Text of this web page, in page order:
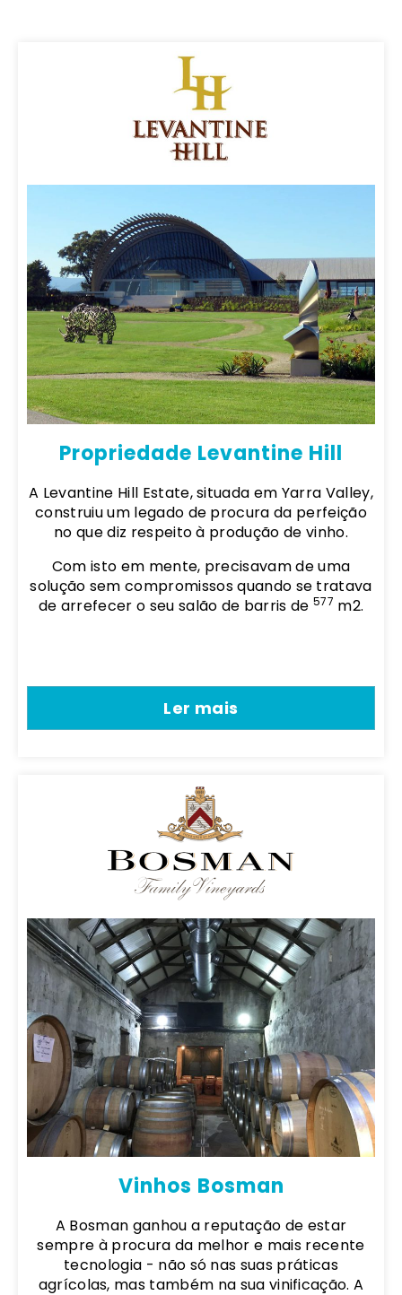
Propriedade Levantine Hill
A Levantine Hill Estate, situada em Yarra Valley,
construiu um legado de procura da perfeição
no que diz respeito à produção de vinho.
Com isto em mente, precisavam de uma
solução sem compromissos quando se tratava
de arrefecer o seu salão de barris de 577 m2.
Ler mais
Vinhos Bosman
A Bosman ganhou a reputação de estar
sempre à procura da melhor e mais recente
tecnologia - não só nas suas práticas
agrícolas, mas também na sua vinificação. A